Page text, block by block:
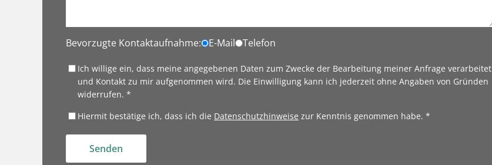
Bevorzugte Kontaktaufnahme: E-Mail Telefon
Ich willige ein, dass meine angegebenen Daten zum Zwecke der Bearbeitung meiner Anfrage verarbeitet
und Kontakt zu mir aufgenommen wird. Die Einwilligung kann ich jederzeit ohne Angaben von Gründen
widerrufen. *
Hiermit bestätige ich, dass ich die Datenschutzhinweise zur Kenntnis genommen habe. *
Senden